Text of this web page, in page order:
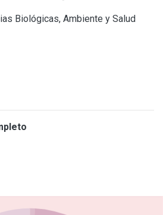
Biológicas, Ambiente y Salud